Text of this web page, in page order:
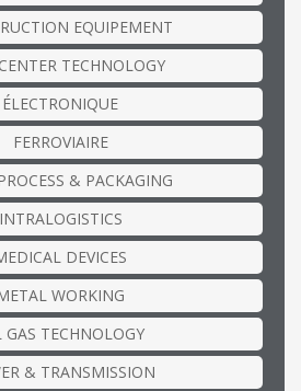
EQUIPEMENT
TECHNOLOGY
ÉLECTRONIQUE
FERROVIAIRE
& PACKAGING
INTRALOGISTICS
DEVICES
WORKING
GAS TECHNOLOGY
& TRANSMISSION